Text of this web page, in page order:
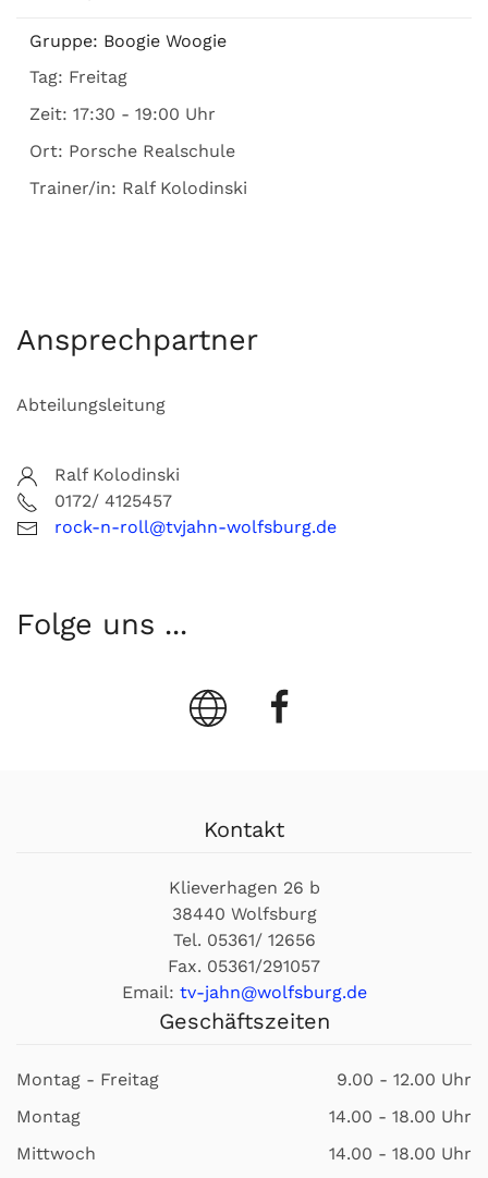
Gruppe: Boogie Woogie
Tag: Freitag
Zeit: 17:30 - 19:00 Uhr
Ort: Porsche Realschule
Trainer/in: Ralf Kolodinski
Ansprechpartner
Abteilungsleitung
Ralf Kolodinski
0172/ 4125457
rock-n-roll@tvjahn-wolfsburg.de
Folge uns ...
Kontakt
Klieverhagen 26 b
38440 Wolfsburg
Tel. 05361/ 12656
Fax. 05361/291057
Email: tv-jahn@wolfsburg.de
Geschäftszeiten
Montag - Freitag
9.00 - 12.00 Uhr
Montag
14.00 - 18.00 Uhr
Mittwoch
14.00 - 18.00 Uhr